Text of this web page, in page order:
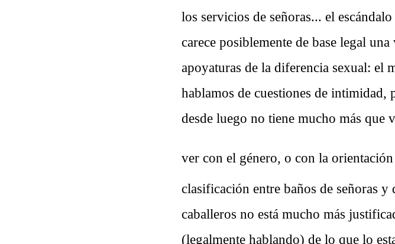
los servicios de señoras... el
carece posiblemente de base legal
apoyaturas de la diferencia sexual: el
hablamos de cuestiones de intimidad,
desde luego no tiene mucho más que
ver con el género, o con la
clasificación entre baños de señoras y
caballeros no está mucho más
(legalmente hablando) de lo que lo